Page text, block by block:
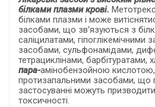
білками плазми крові.
білками плазми і може
засобами, що зв'язуються з
саліцилатами, гіпоглікемічними
засобами, сульфонамідами,
тетрациклінами, барбітуратами,
пара-амінобензойною
протизапальними засобами, що
застосуванні можуть
токсичності.